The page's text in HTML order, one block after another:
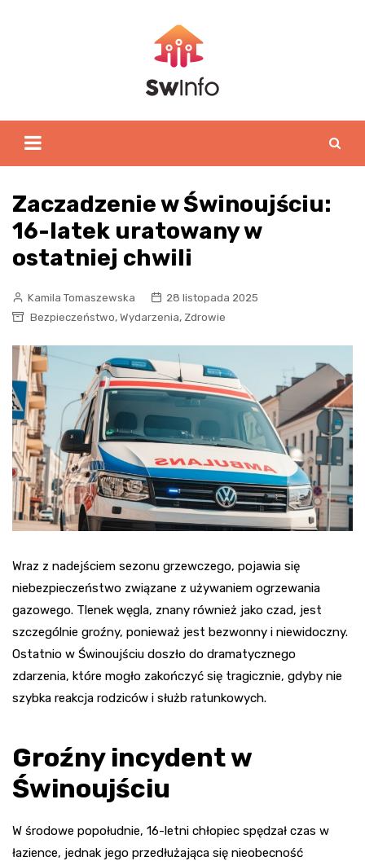
Zaczadzenie w Świnoujściu:
16-latek uratowany w
ostatniej chwili
Kamila Tomaszewska
28 listopada 2025
Bezpieczeństwo, Wydarzenia, Zdrowie
Wraz z nadejściem sezonu grzewczego, pojawia się
niebezpieczeństwo związane z używaniem ogrzewania
gazowego. Tlenek węgla, znany również jako czad, jest
szczególnie groźny, ponieważ jest bezwonny i niewidoczny.
Ostatnio w Świnoujściu doszło do dramatycznego
zdarzenia, które mogło zakończyć się tragicznie, gdyby nie
szybka reakcja rodziców i służb ratunkowych.
Groźny incydent w
Świnoujściu
W środowe popołudnie, 16-letni chłopiec spędzał czas w
łazience, jednak jego przedłużająca się nieobecność